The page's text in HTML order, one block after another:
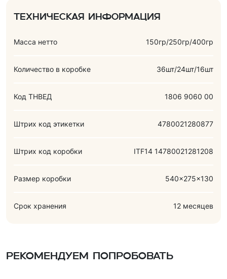
Техническая информация
Масса нетто 150гр/250гр/400гр
Количество в коробке 36шт/24шт/16шт
Код ТНВЕД 1806 9060 00
Штрих код этикетки 4780021280877
Штрих код коробки ITF14 14780021281208
Размер коробки 540x275x130
Срок хранения 12 месяцев
Рекомендуем попробовать